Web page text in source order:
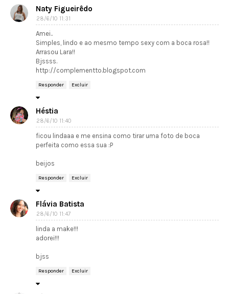
Naty Figueirêdo
28/6/10 11:31
Amei..
Simples, lindo e ao mesmo tempo sexy com a boca rosa!!
Arrasou Lara!!
Bjssss.
http://complementto.blogspot.com
Responder Excluir
Héstia
28/6/10 11:40
ficou lindaaa e me ensina como tirar uma foto de boca
perfeita como essa sua :P
beijos
Responder Excluir
Flávia Batista
28/6/10 11:47
linda a make!!!
adorei!!!
bjss
Responder Excluir